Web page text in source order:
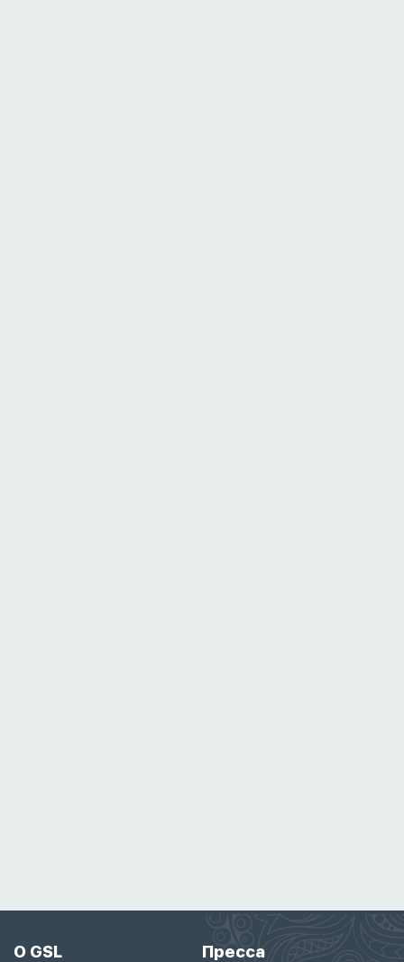
О GSL Пресса